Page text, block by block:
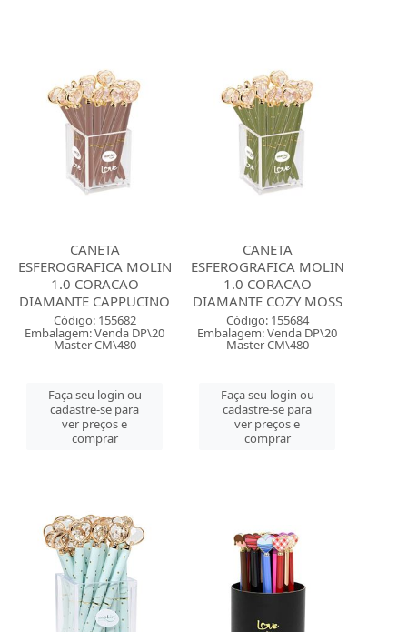
CANETA
ESFEROGRAFICA MOLIN
1.0 CORACAO
DIAMANTE CAPPUCINO
Código: 155682
Embalagem: Venda DP\20
Master CM\480
Faça seu login ou
cadastre-se para
ver preços e
comprar
CANETA
ESFEROGRAFICA MOLIN
1.0 CORACAO
DIAMANTE COZY MOSS
Código: 155684
Embalagem: Venda DP\20
Master CM\480
Faça seu login ou
cadastre-se para
ver preços e
comprar